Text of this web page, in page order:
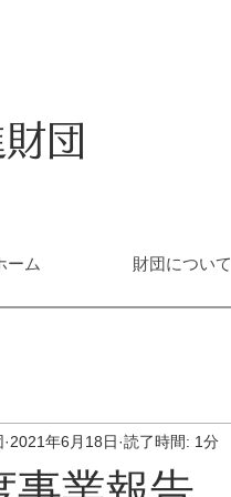
団
ーム 財団について
2021年6月18日 読了時間: 1分